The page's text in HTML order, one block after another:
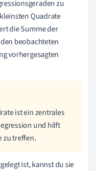
zu
Quadrate
die Summe der
beobachteten
vorhergesagten
ist ein zentrales
und hilft
zu treffen.
ist, kannst du sie